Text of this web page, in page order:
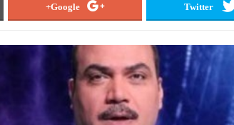
Twitter
Google+